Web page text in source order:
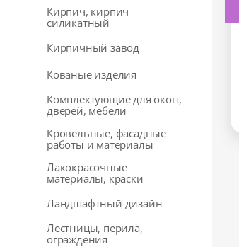
Кирпич, кирпич
силикатный
Кирпичный завод
Кованые изделия
Комплектующие для окон,
дверей, мебели
Кровельные, фасадные
работы и материалы
Лакокрасочные
материалы, краски
Ландшафтный дизайн
Лестницы, перила,
ограждения